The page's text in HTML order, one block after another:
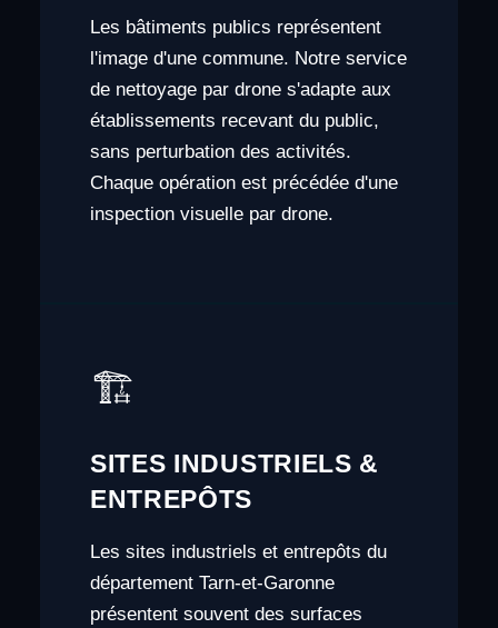
Les bâtiments publics représentent
l'image d'une commune. Notre service
de nettoyage par drone s'adapte aux
établissements recevant du public,
sans perturbation des activités.
Chaque opération est précédée d'une
inspection visuelle par drone.
🏗️
SITES INDUSTRIELS &
ENTREPÔTS
Les sites industriels et entrepôts du
département Tarn-et-Garonne
présentent souvent des surfaces